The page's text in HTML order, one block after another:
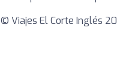
© Viajes El Corte Inglés